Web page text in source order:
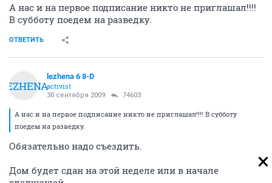
А нас и на первое подписание никто не приглашал!!!!
В субботу поедем на разведку.
ОТВЕТИТЬ
LEZHENA
lezhena 6 8-D
activist
30 сентября 2009 74603
А нас и на первое подписание никто не приглашал!!!! В субботу
поедем на разведку.
Обязательно надо съездить.
Дом будет сдан на этой неделе или в начале